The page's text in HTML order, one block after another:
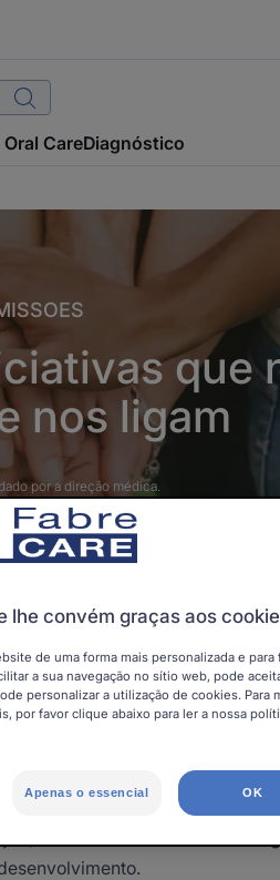
CareDiagnóstico
que
nos ligam
pora direção médica
Oral Care promove a
da satisfação dos seus
em torno de ações de
a Pierre Fabre Oral Care
lhe convém graças aos
de uma forma mais personalizada e para
a sua navegação no sítio web, pode
personalizar a utilização de cookies. Para
por favor clique abaixo para ler a nossa
Apenas o essencial OK